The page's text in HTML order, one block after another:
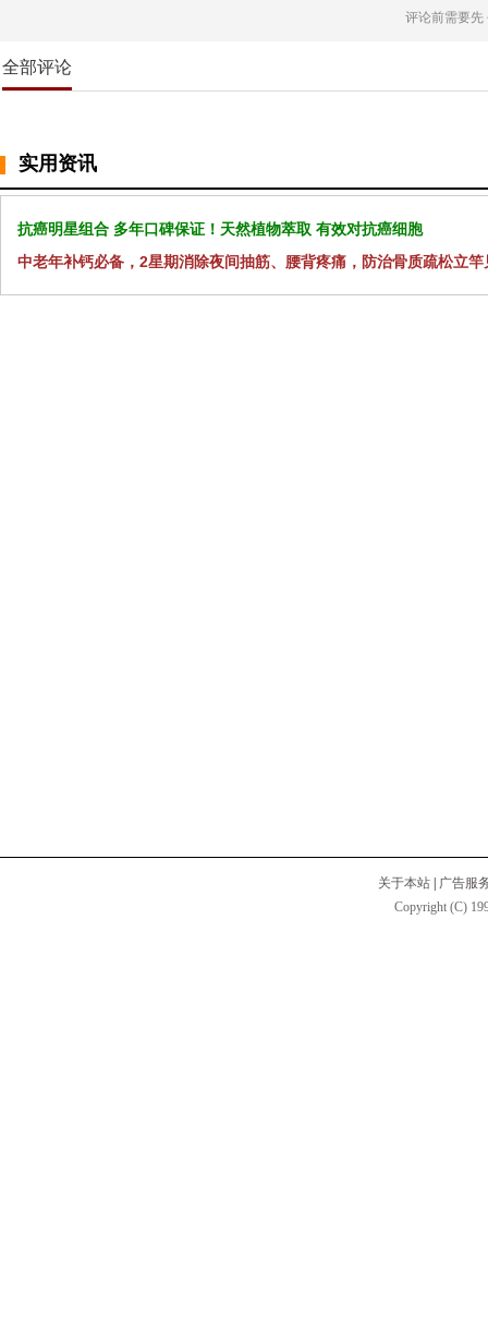
评论前需要先
全部评论
实用资讯
抗癌明星组合 多年口碑保证！天然植物萃取 有效对抗癌细胞
中老年补钙必备，2星期消除夜间抽筋、腰背疼痛，防治骨质疏松立竿
关于本站
广告服
Copyright (C)